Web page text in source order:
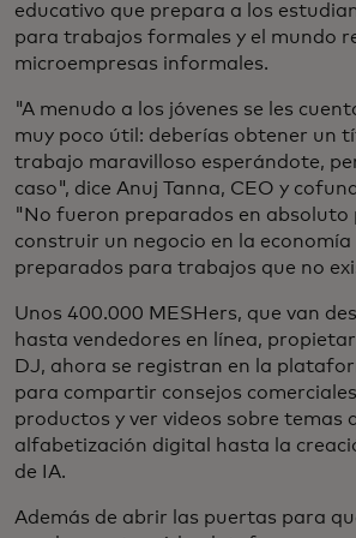
educativo que prepara a los
para trabajos formales y el mundo
microempresas informales.
"A menudo a los jóvenes se les
muy poco útil: deberías obtener un
trabajo maravilloso esperándote,
caso", dice Anuj Tanna, CEO y
"No fueron preparados en absoluto
construir un negocio en la
preparados para trabajos que no
Unos 400.000 MESHers, que van
hasta vendedores en línea,
DJ, ahora se registran en la
para compartir consejos
productos y ver videos sobre temas
alfabetización digital hasta la
de IA.
Además de abrir las puertas para